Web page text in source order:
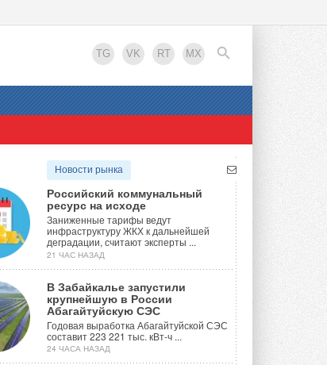
TG VK RT MX
EN
Новости рынка
Российский коммунальный
ресурс на исходе
Заниженные тарифы ведут
инфраструктуру ЖКХ к дальнейшей
деградации, считают эксперты ...
21 ЧАС НАЗАД
В Забайкалье запустили
крупнейшую в России
Абагайтуйскую СЭС
Годовая выработка Абагайтуйской СЭС
составит 223 221 тыс. кВт-ч ...
24 ЧАСА НАЗАД